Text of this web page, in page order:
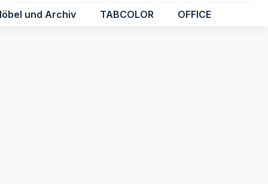
und Archiv TABCOLOR OFFICE